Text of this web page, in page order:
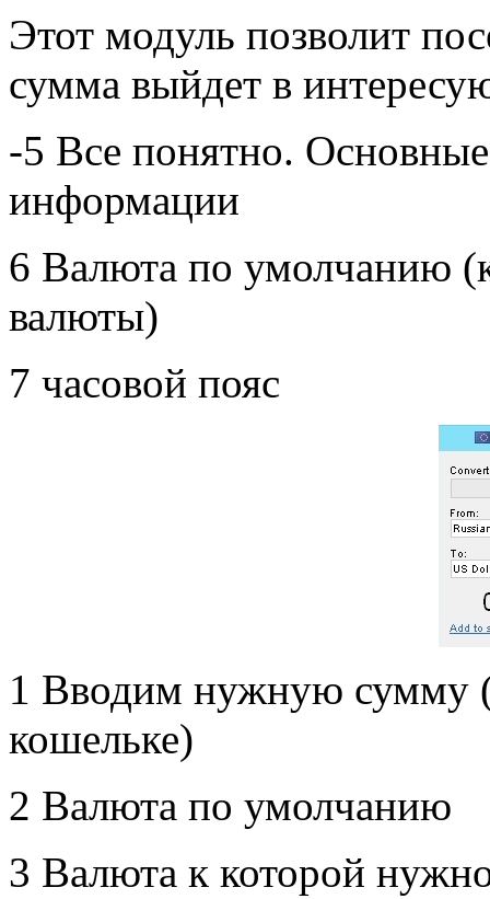
Этот модуль позволит
сумма выйдет в
-5 Все понятно.
информации
6 Валюта по умолчанию
валюты)
7 часовой пояс
1 Вводим нужную сумму
кошельке)
2 Валюта по умолчанию
3 Валюта к которой